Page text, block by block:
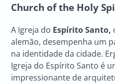
Church of the Holy
A Igreja do Espírito Santo,
alemão, desempenha um
na identidade da cidade.
Igreja do Espírito Santo é
impressionante de